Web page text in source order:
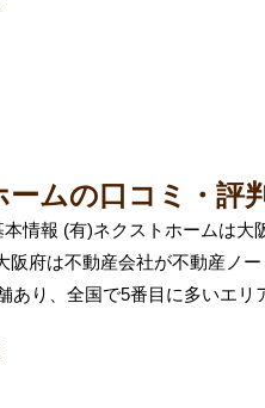
ムの口コミ・評
情報 (有)ネクストホームは大
阪府は不動産会社が不動産ノ
あり、全国で5番目に多いエリ